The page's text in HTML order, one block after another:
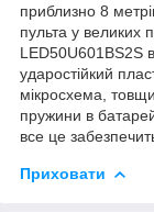
приблизно 8
пульта у великих
LED50U601BS2S
ударостійкий
мікросхема,
пружини в
все це
Приховати